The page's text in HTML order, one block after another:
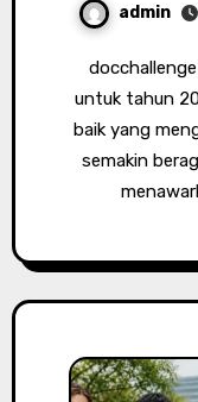
admin
docchallenge – Fashion selalu berubah, dan
untuk tahun
baik yang
semakin